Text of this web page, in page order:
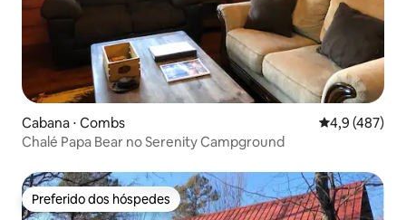
Cabana ⋅ Combs 4,9 de uma
4,9 (487)
Chalé Papa Bear no Serenity Campground
Preferido dos hóspedes
Preferido dos hóspedes